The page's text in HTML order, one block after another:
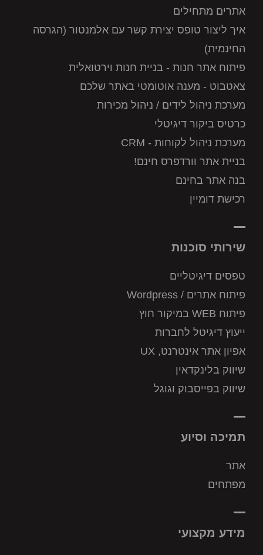
אתרים מתחילים
איך ליצור טופס יצירת קשר עם אלמנטור (הגרסה
החינמית)
פיתוח אתר חנות - בניית חנות וירטואלית
צאטבוט - מענה אוטומטי באתר שלכם
מערכת ניהול לידים / ניהול מכירות
כרטיס ביקור דיגיטלי
מערכת ניהול לקוחות - CRM
בניית אתר וורדפרס חינם!
בנה אתר בחינם
רכישת דומיין
שירותי סוכנות
טפסים דיגיטליים
פיתוח אתרים / Wordpress
פיתוח WEB במיקור חוץ
ייעוץ דיגיטל לחברות
אפיון אתר אינטרנט, UX
שיווק בלינקדאין
שיווק בפייסבוק וגוגל
תמיכה וסיוע
אתר
מפתחים
מידע מקצועי